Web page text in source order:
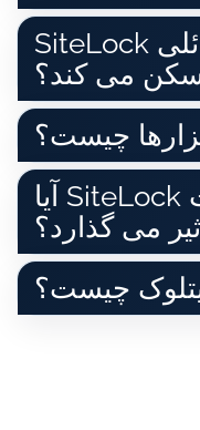
SiteLock برای چه نوع مسائلی
می کند؟
چیست؟
آیا SiteLock بر عملکرد وب سایت
می گذارد؟
چیست؟